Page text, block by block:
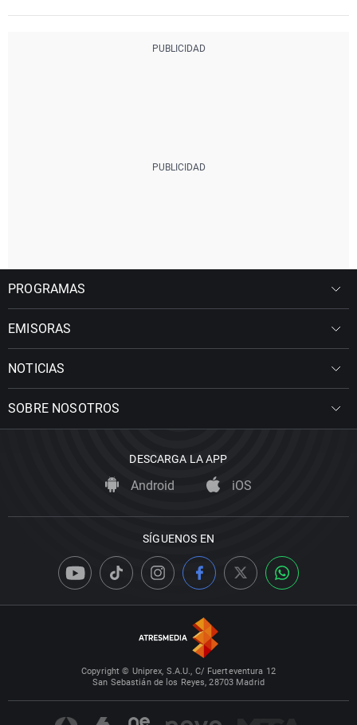
PROGRAMAS
EMISORAS
NOTICIAS
SOBRE NOSOTROS
DESCARGA LA APP
Android iOS
SÍGUENOS EN
Copyright © Uniprex, S.A.U., C/ Fuerteventura 12
San Sebastián de los Reyes, 28703 Madrid